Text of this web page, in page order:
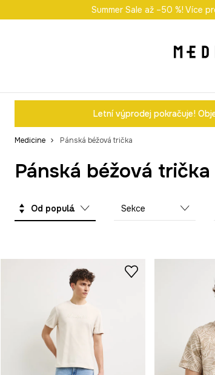
Doprava zdarma při nákupu nad 1 200 Kč
Summer Sale až –50 %! Více
Letní výprodej pokračuje!
Medicine Pánská béžová trička
Pánská béžová trička
Od populárních Sekce